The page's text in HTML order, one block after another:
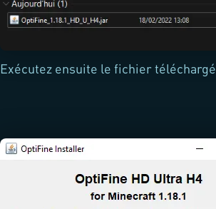
Exécutez ensuite le fichier téléchargé